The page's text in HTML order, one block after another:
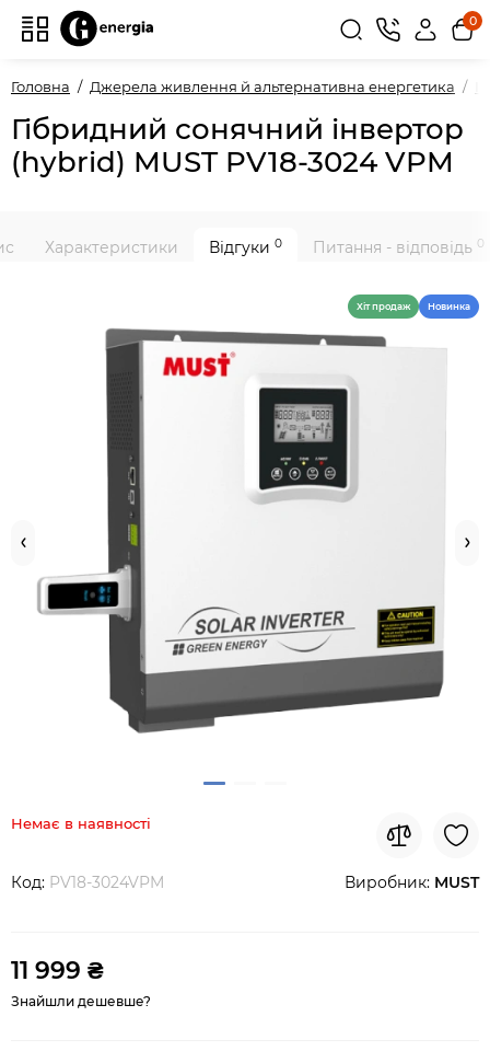
0
Головна Джерела живлення й альтернативна енергетика
Гібридний сонячний інвертор
(hybrid) MUST PV18-3024 VPM
Характеристики Відгуки 0 Питання - відповідь 0
Хiт продаж Новинка
Немає в наявності
Код: PV18-3024VPM Виробник: MUST
11 999 ₴
Знайшли дешевше?